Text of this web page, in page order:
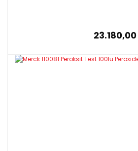
23.180,00